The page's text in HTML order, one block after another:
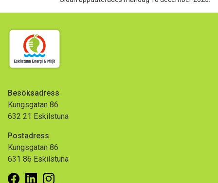
Besöksadress
Kungsgatan 86
632 21 Eskilstuna
Postadress
Kungsgatan 86
631 86 Eskilstuna
Facebook
LinkedinInstagram